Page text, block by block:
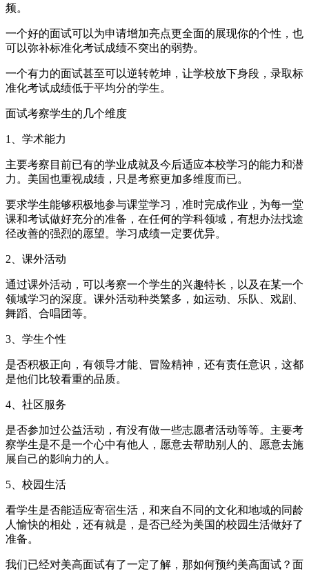
频。
一个好的面试可以为申请增加亮点更全面的展现你的个性，也
可以弥补标准化考试成绩不突出的弱势。
一个有力的面试甚至可以逆转乾坤，让学校放下身段，录取标
准化考试成绩低于平均分的学生。
面试考察学生的几个维度
1、学术能力
主要考察目前已有的学业成就及今后适应本校学习的能力和潜
力。美国也重视成绩，只是考察更加多维度而已。
要求学生能够积极地参与课堂学习，准时完成作业，为每一堂
课和考试做好充分的准备，在任何的学科领域，有想办法找途
径改善的强烈的愿望。学习成绩一定要优异。
2、课外活动
通过课外活动，可以考察一个学生的兴趣特长，以及在某一个
领域学习的深度。课外活动种类繁多，如运动、乐队、戏剧、
舞蹈、合唱团等。
3、学生个性
是否积极正向，有领导才能、冒险精神，还有责任意识，这都
是他们比较看重的品质。
4、社区服务
是否参加过公益活动，有没有做一些志愿者活动等等。主要考
察学生是不是一个心中有他人，愿意去帮助别人的、愿意去施
展自己的影响力的人。
5、校园生活
看学生是否能适应寄宿生活，和来自不同的文化和地域的同龄
人愉快的相处，还有就是，是否已经为美国的校园生活做好了
准备。
我们已经对美高面试有了一定了解，那如何预约美高面试？面